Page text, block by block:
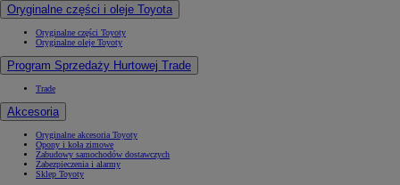
Oryginalne części i oleje Toyota
Oryginalne części Toyoty
Oryginalne oleje Toyoty
Program Sprzedaży Hurtowej Trade
Trade
Akcesoria
Oryginalne akcesoria Toyoty
Opony i koła zimowe
Zabudowy samochodów dostawczych
Zabezpieczenia i alarmy
Sklep Toyoty